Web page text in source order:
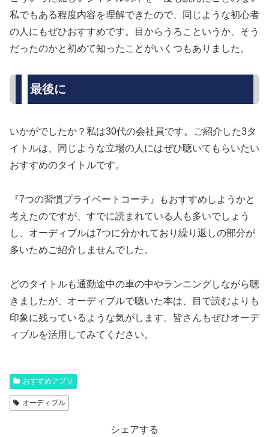
私でもある程度内容を理解できたので、同じような初心者
の人にもぜひおすすめです。目からうろこというか、そう
だったのかと初めて知ったことがいくつもありました。
最後に
いかがでしたか？私は30代の会社員です。ご紹介した3タ
イトルは、同じような立場の人にはぜひ聴いてもらいたい
おすすめのタイトルです。
『7つの習慣プライベートコーチ』もおすすめしようかと
考えたのですが、すでに読まれている人も多いでしょう
し、オーディブルは7つに分かれており繰り返しの部分が
多いためご紹介しませんでした。
どのタイトルも通勤途中の車の中やランニングしながら聴
きましたが、オーディブルで聴いた本は、目で読むよりも
印象に残っているような気がします。皆さんもぜひオーデ
ィブルを活用してみてください。
おすすめアプリ
オーディブル
シェアする